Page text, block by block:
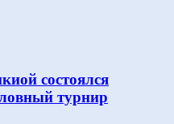
состоялся
турнир